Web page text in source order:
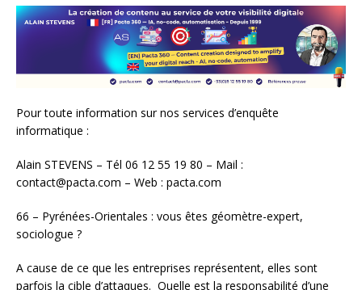
Pour toute information sur nos services d’enquête
informatique :
Alain STEVENS – Tél 06 12 55 19 80 – Mail :
contact@pacta.com – Web : pacta.com
66 – Pyrénées-Orientales : vous êtes géomètre-expert,
sociologue ?
A cause de ce que les entreprises représentent, elles sont
parfois la cible d’attaques. Quelle est la responsabilité d’une